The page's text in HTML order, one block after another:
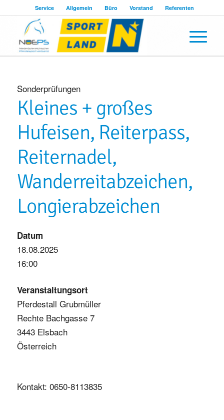
Service Allgemein Büro Vorstand Referenten
Sonderprüfungen
Kleines + großes
Hufeisen, Reiterpass,
Reiternadel,
Wanderreitabzeichen,
Longierabzeichen
Datum
18.08.2025
16:00
Veranstaltungsort
Pferdestall Grubmüller
Rechte Bachgasse 7
3443 Elsbach
Österreich
Kontakt: 0650-8113835